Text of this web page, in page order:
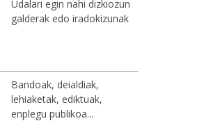
Udalari egin nahi dizkiozun
galderak edo iradokizunak
Bandoak, deialdiak,
lehiaketak, ediktuak,
enplegu publikoa...